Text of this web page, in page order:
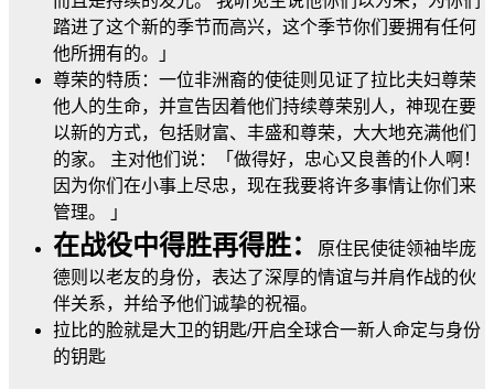
踏进了这个新的季节而高兴，这个季节你们要拥有任何
他所拥有的。」
尊荣的特质：一位非洲裔的使徒则见证了拉比夫妇尊荣
他人的生命，并宣告因着他们持续尊荣别人，神现在要
以新的方式，包括财富、丰盛和尊荣，大大地充满他们
的家。 主对他们说：「做得好，忠心又良善的仆人啊！
因为你们在小事上尽忠，现在我要将许多事情让你们来
管理。 」
在战役中得胜再得胜：
原住民使徒领袖毕庞
德则以老友的身份，表达了深厚的情谊与并肩作战的伙
伴关系，并给予他们诚挚的祝福。
拉比的脸就是大卫的钥匙/开启全球合一新人命定与身份
的钥匙